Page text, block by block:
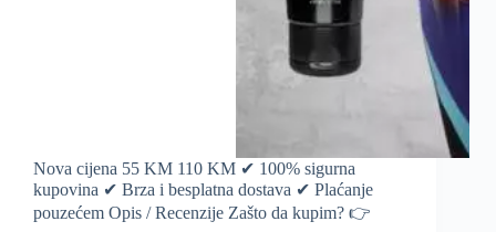
Nova cijena 55 KM 110 KM ✔ 100% sigurna
kupovina ✔ Brza i besplatna dostava ✔ Plaćanje
pouzećem Opis / Recenzije Zašto da kupim? 👉